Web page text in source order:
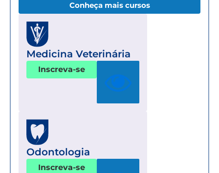
Conheça mais cursos
Medicina Veterinária
Inscreva-se
Odontologia
Inscreva-se